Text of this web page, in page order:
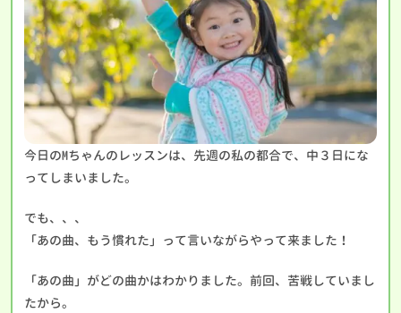
今日のMちゃんのレッスンは、先週の私の都合で、中３日にな
ってしまいました。
でも、、、
「あの曲、もう慣れた」って言いながらやって来ました！
「あの曲」がどの曲かはわかりました。前回、苦戦していまし
たから。